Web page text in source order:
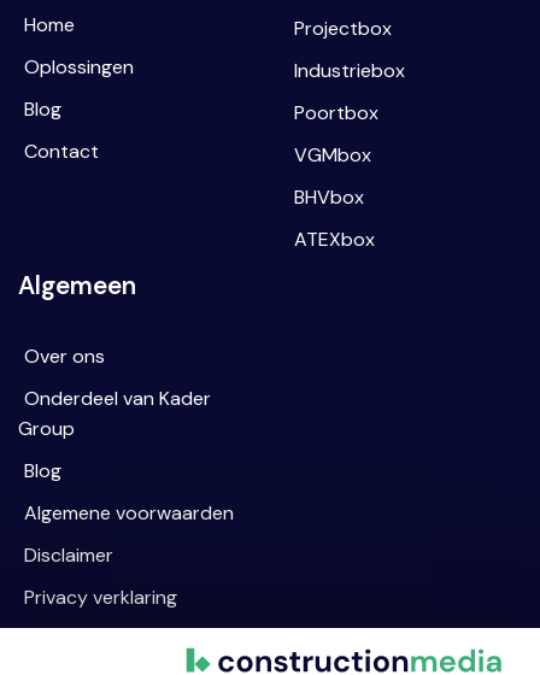
Home
Oplossingen
Blog
Contact
Projectbox
Industriebox
Poortbox
VGMbox
BHVbox
ATEXbox
Algemeen
Over ons
Onderdeel van Kader
Group
Blog
Algemene voorwaarden
Disclaimer
Privacy verklaring